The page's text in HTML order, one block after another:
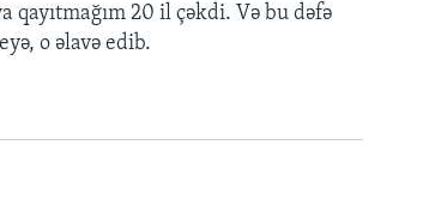
qayıtmağım 20 il çəkdi. Və bu dəfə
o əlavə edib.